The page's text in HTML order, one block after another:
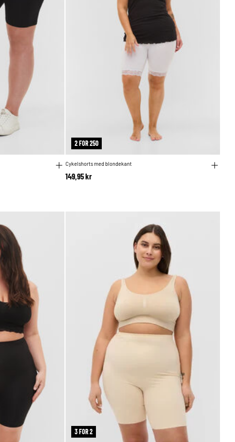
2 FOR 250
Cykelshorts med blondekant
149,95 kr
3 FOR 2